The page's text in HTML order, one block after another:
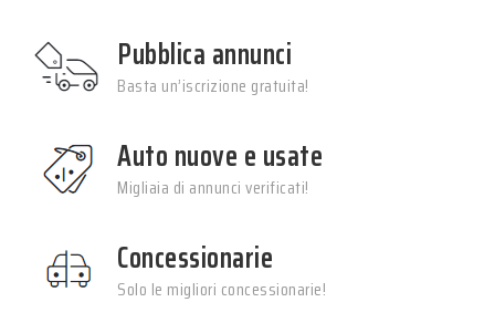
Pubblica annunci
Basta un’iscrizione gratuita!
Auto nuove e usate
Migliaia di annunci verificati!
Concessionarie
Solo le migliori concessionarie!